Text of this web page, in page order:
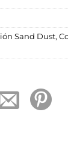
Sand Dust,